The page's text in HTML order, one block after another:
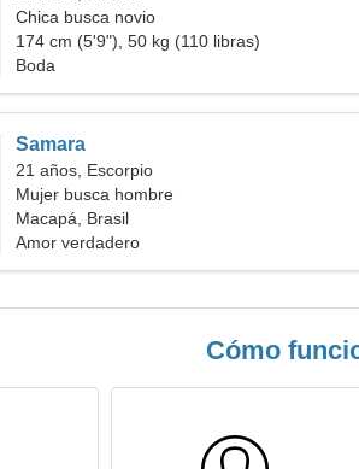
Chica busca novio
174 cm (5'9"), 50 kg (110 libras)
Boda
Samara
21 años, Escorpio
Mujer busca hombre
Macapá, Brasil
Amor verdadero
Cómo